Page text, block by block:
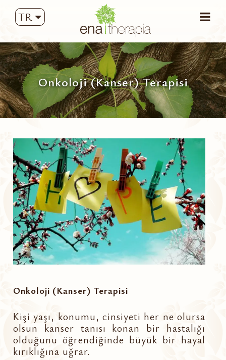
TR
Onkoloji (Kanser) Terapisi
Onkoloji (Kanser) Terapisi
Kişi yaşı, konumu, cinsiyeti her ne olursa
olsun kanser tanısı konan bir hastalığı
olduğunu öğrendiğinde büyük bir hayal
kırıklığına uğrar.